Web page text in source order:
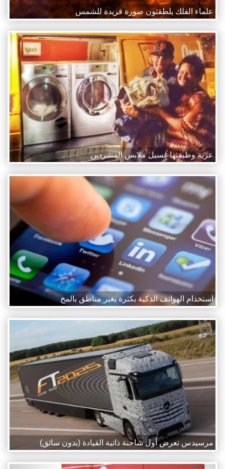
علماء الفلك يلطقتون صورة فريدة للشمس
عربة وظيفتها غسيل ملابس المشردين
استخدام الهواتف الذكية بكثرة يغير مناطق بالمخ
مرسيدس تعرض أول شاحنة ذاتية القيادة (بدون سائق)